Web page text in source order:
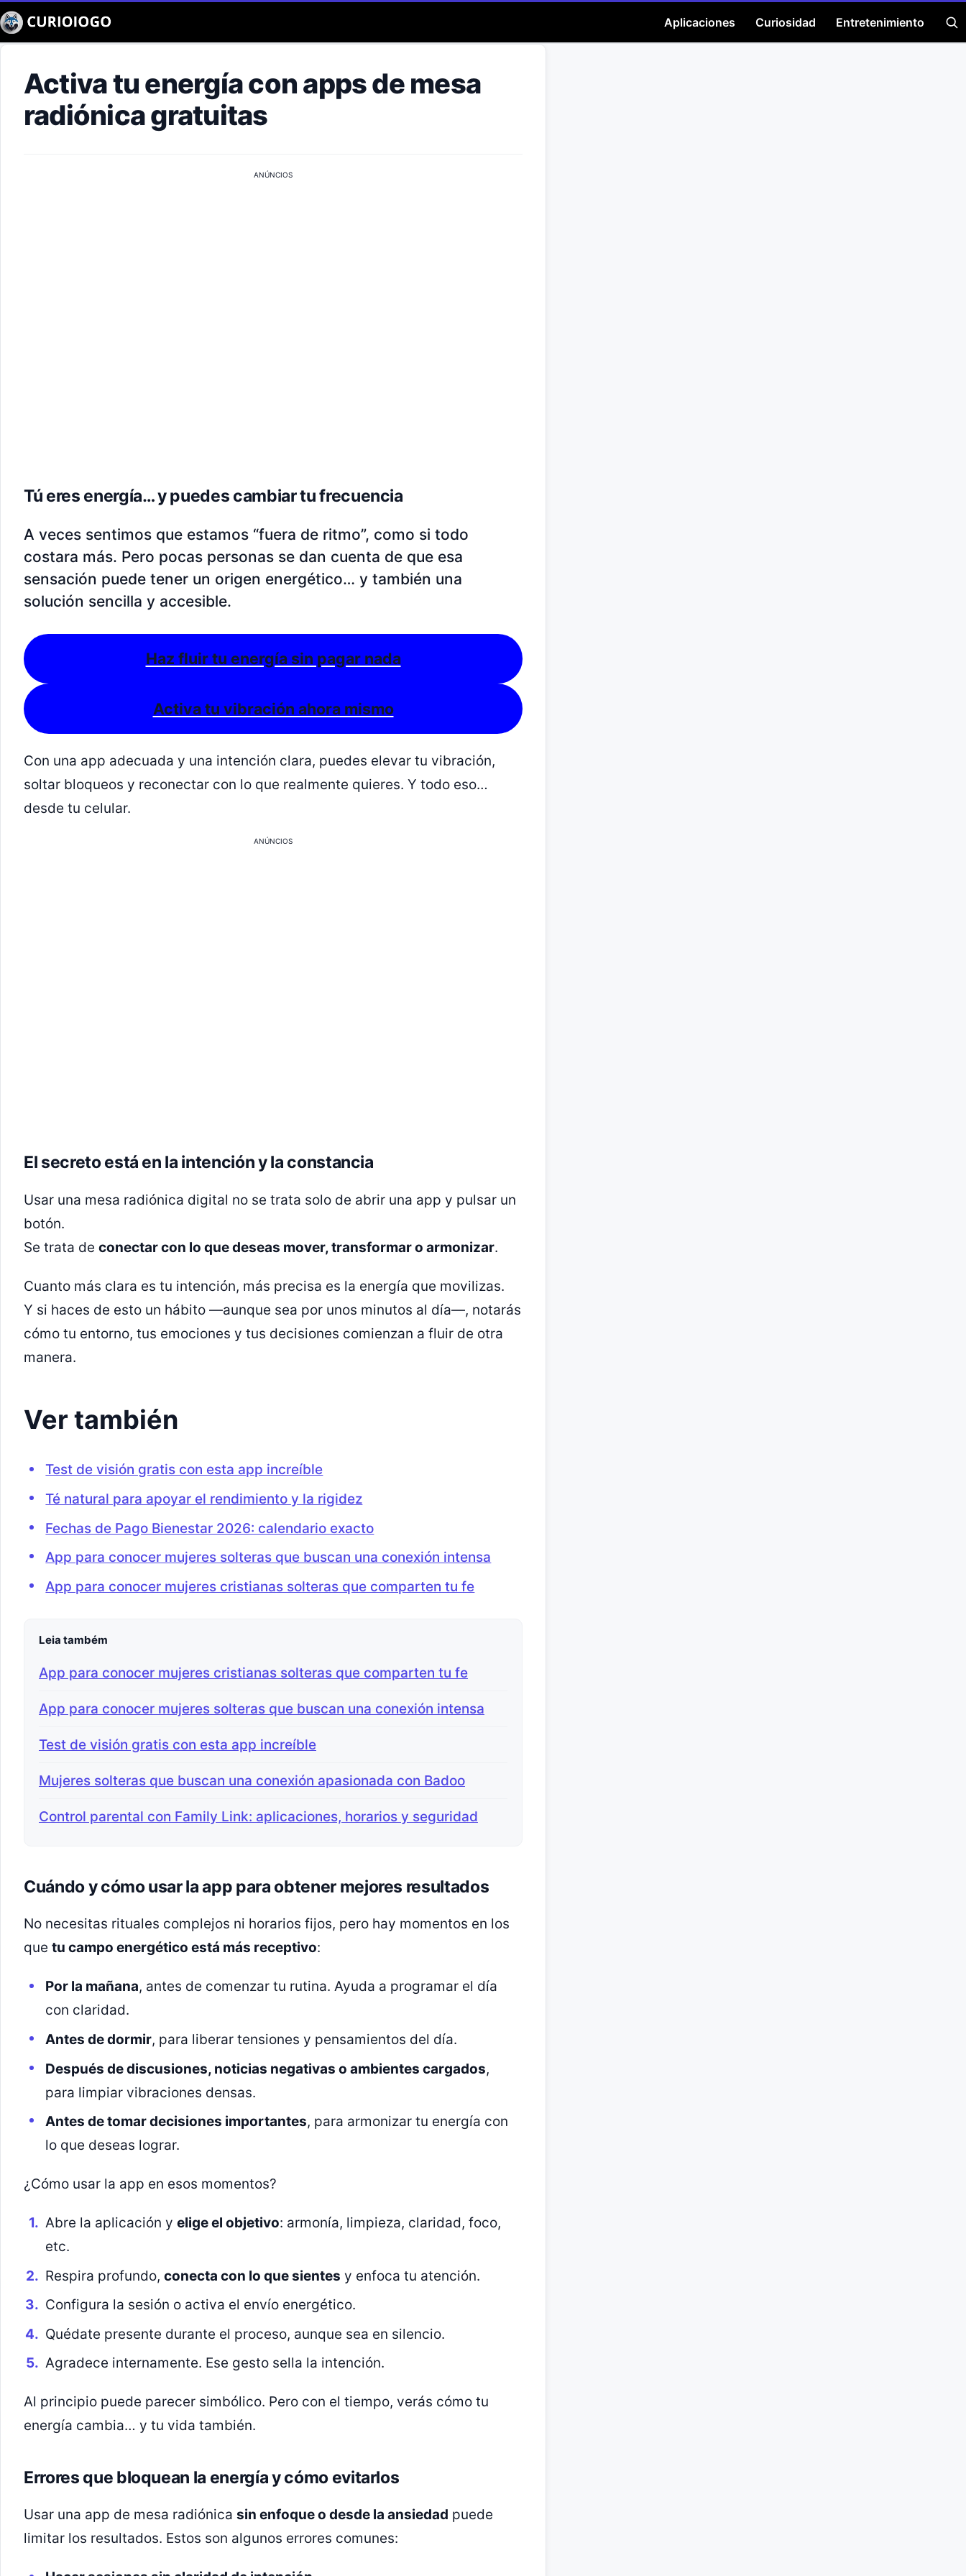
Aplicaciones Curiosidad Entretenimiento
Activa tu energía con apps de mesa
radiónica gratuitas
ANÚNCIOS
Tú eres energía… y puedes cambiar tu frecuencia
A veces sentimos que estamos “fuera de ritmo”, como si todo
costara más. Pero pocas personas se dan cuenta de que esa
sensación puede tener un origen energético… y también una
solución sencilla y accesible.
Haz fluir tu energía sin pagar nada
Activa tu vibración ahora mismo
Con una app adecuada y una intención clara, puedes elevar tu vibración,
soltar bloqueos y reconectar con lo que realmente quieres. Y todo eso…
desde tu celular.
ANÚNCIOS
El secreto está en la intención y la constancia
Usar una mesa radiónica digital no se trata solo de abrir una app y pulsar un
botón.
Se trata de conectar con lo que deseas mover, transformar o armonizar.
Cuanto más clara es tu intención, más precisa es la energía que movilizas.
Y si haces de esto un hábito —aunque sea por unos minutos al día—, notarás
cómo tu entorno, tus emociones y tus decisiones comienzan a fluir de otra
manera.
Ver también
Test de visión gratis con esta app increíble
Té natural para apoyar el rendimiento y la rigidez
Fechas de Pago Bienestar 2026: calendario exacto
App para conocer mujeres solteras que buscan una conexión intensa
App para conocer mujeres cristianas solteras que comparten tu fe
Leia também
App para conocer mujeres cristianas solteras que comparten tu fe
App para conocer mujeres solteras que buscan una conexión intensa
Test de visión gratis con esta app increíble
Mujeres solteras que buscan una conexión apasionada con Badoo
Control parental con Family Link: aplicaciones, horarios y seguridad
Cuándo y cómo usar la app para obtener mejores resultados
No necesitas rituales complejos ni horarios fijos, pero hay momentos en los
que tu campo energético está más receptivo:
Por la mañana, antes de comenzar tu rutina. Ayuda a programar el día
con claridad.
Antes de dormir, para liberar tensiones y pensamientos del día.
Después de discusiones, noticias negativas o ambientes cargados,
para limpiar vibraciones densas.
Antes de tomar decisiones importantes, para armonizar tu energía con
lo que deseas lograr.
¿Cómo usar la app en esos momentos?
Abre la aplicación yelige el objetivo: armonía, limpieza, claridad, foco,
etc.
Respira profundo,conecta con lo que sientes y enfoca tu atención.
Configura la sesión o activa el envío energético.
Quédate presente durante el proceso, aunque sea en silencio.
Agradece internamente. Ese gesto sella la intención.
Al principio puede parecer simbólico. Pero con el tiempo, verás cómo tu
energía cambia… y tu vida también.
Errores que bloquean la energía y cómo evitarlos
Usar una app de mesa radiónica sin enfoque o desde la ansiedad puede
limitar los resultados. Estos son algunos errores comunes: